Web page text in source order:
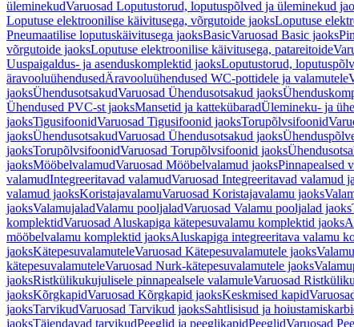
üleminekudVaruosad Loputustorud, loputuspõlved ja üleminekud
Loputuse elektroonilise käivitusega, võrgutoide jaoksLoputuse
Pneumaatilise loputuskäivitusega jaoksBasicVaruosad Basic jaoks
võrgutoide jaoksLoputuse elektroonilise käivitusega, patareitoide
Uuspaigaldus- ja asenduskomplektid jaoksLoputustorud,
äravooluühendusedÄravooluühendused WC-pottidele ja valamutele
jaoksÜhendusotsakudVaruosad Ühendusotsakud jaoks
Ühendused PVC-st jaoksMansetid ja kattekübaradÜlemineku- ja
jaoksTigusifoonidVaruosad Tigusifoonid jaoksTorupõlvsifoonid
jaoksÜhendusotsakudVaruosad Ühendusotsakud jaoks
jaoksTorupõlvsifoonidVaruosad Torupõlvsifoonid jaoks
jaoksMööbelvalamudVaruosad Mööbelvalamud jaoksPinnapealsed
valamudIntegreeritavad valamudVaruosad Integreeritavad valamud
valamud jaoksKoristajavalamuVaruosad Koristajavalamu jaoks
jaoksValamujaladValamu pooljaladVaruosad Valamu pooljalad jaoks
komplektidVaruosad Aluskapiga kätepesuvalamu komplektid jaoks
mööbelvalamu komplektid jaoksAluskapiga integreeritava valamu
jaoksKätepesuvalamuteleVaruosad Kätepesuvalamutele jaoks
kätepesuvalamuteleVaruosad Nurk-kätepesuvalamutele jaoks
jaoksRistkülikukujulisele pinnapealsele valamuleVaruosad
jaoksKõrgkapidVaruosad Kõrgkapid jaoksKeskmised kapid
jaoksTarvikudVaruosad Tarvikud jaoksSahtlisisud ja
jaoksTäiendavad tarvikudPeeglid ja peeglikapidPeeglidVaruosad